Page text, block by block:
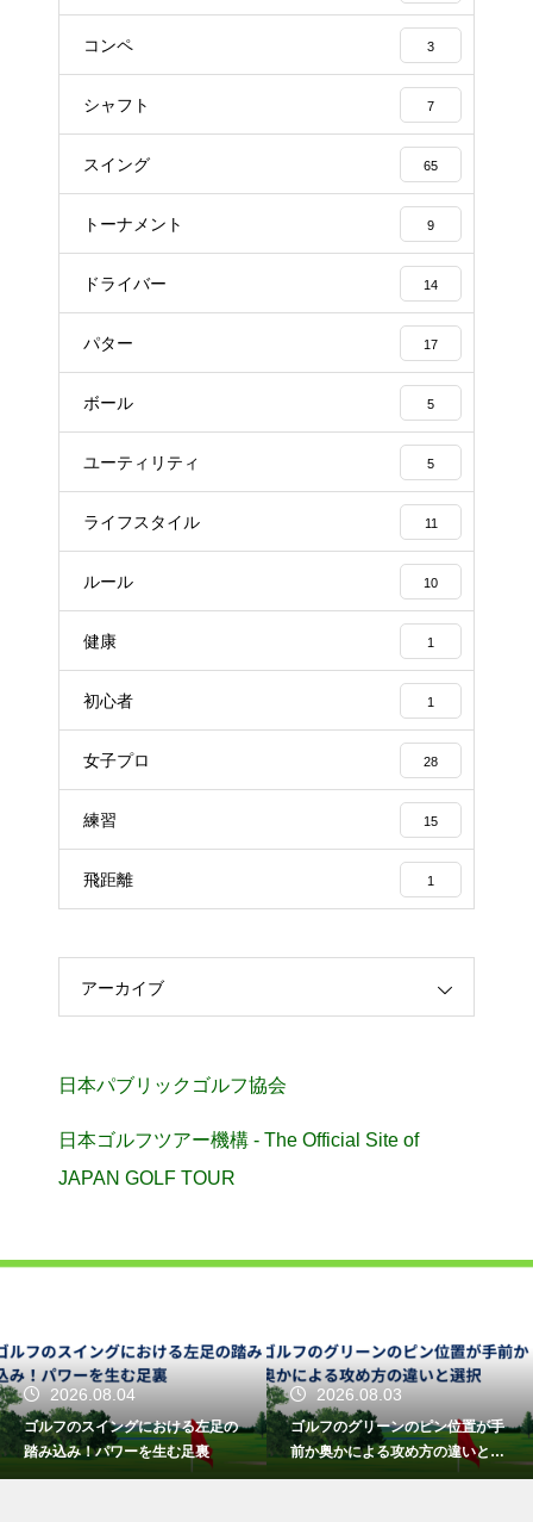
コンペ 3
シャフト 7
スイング 65
トーナメント 9
ドライバー 14
パター 17
ボール 5
ユーティリティ 5
ライフスタイル 11
ルール 10
健康 1
初心者 1
女子プロ 28
練習 15
飛距離 1
アーカイブ
日本パブリックゴルフ協会
日本ゴルフツアー機構 - The Official Site of
JAPAN GOLF TOUR
2026.08.04
ゴルフのスイングにおける左足の
踏み込み！パワーを生む足裏
2026.08.03
ゴルフのグリーンのピン位置が手
前か奥かによる攻め方の違いと選
択